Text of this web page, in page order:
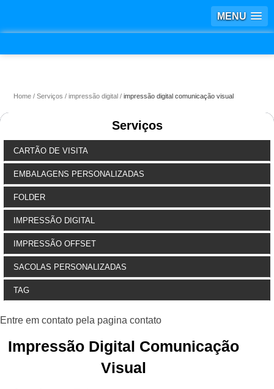
MENU
Home Serviços impressão digital impressão digital comunicação visual
Serviços
CARTÃO DE VISITA
EMBALAGENS PERSONALIZADAS
FOLDER
IMPRESSÃO DIGITAL
IMPRESSÃO OFFSET
SACOLAS PERSONALIZADAS
TAG
Impressão Digital Comunicação
Visual